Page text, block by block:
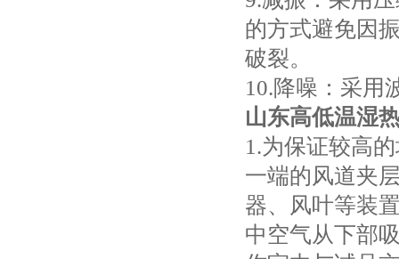
的方式避免因
破裂。
10.降噪：采用
山东高低温湿
1.为保证较高
一端的风道夹
器、风叶等装
中空气从下部